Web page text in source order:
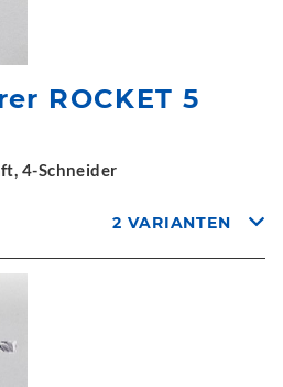
ROCKET 5
4-Schneider
2 VARIANTEN